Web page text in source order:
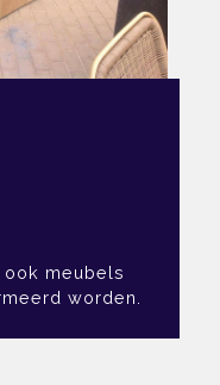
ook meubels
worden.